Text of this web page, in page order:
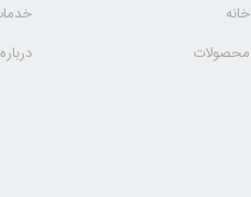
خانه
محصولات